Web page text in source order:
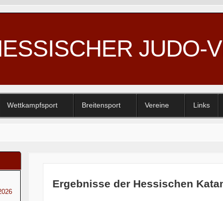
JUDO-
Wettkampfsport Breitensport Vereine Links
Ergebnisse der Hessischen